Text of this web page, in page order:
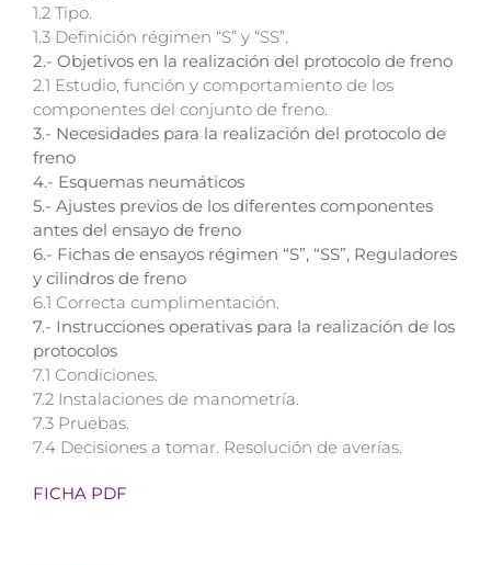
1.2 Tipo.
1.3 Definición régimen “S” y “SS”.
2.- Objetivos en la realización del protocolo de freno
2.1 Estudio, función y comportamiento de los
componentes del conjunto de freno.
3.- Necesidades para la realización del protocolo de
freno
4.- Esquemas neumáticos
5.- Ajustes previos de los diferentes componentes
antes del ensayo de freno
6.- Fichas de ensayos régimen “S”, “SS”, Reguladores
y cilindros de freno
6.1 Correcta cumplimentación.
7.- Instrucciones operativas para la realización de los
protocolos
7.1 Condiciones.
7.2 Instalaciones de manometría.
7.3 Pruebas.
7.4 Decisiones a tomar. Resolución de averías.
FICHA PDF